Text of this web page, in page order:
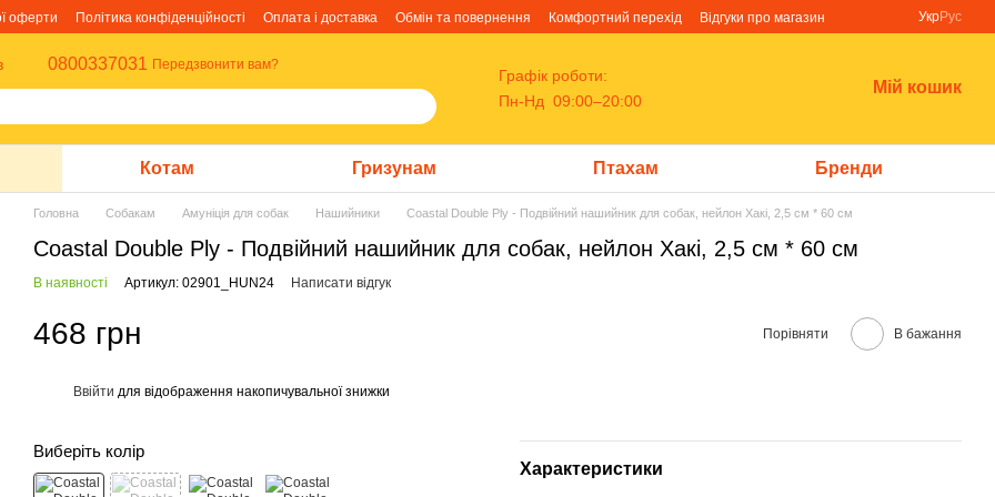
оферти Політика конфіденційності Оплата і доставка Обмін та повернення Комфортний перехід
Відгуки про магазин
УкрРус
0800337031 Передзвонити вам?
Графік роботи:
Пн-Нд 09:00–20:00
Мій кошик
Котам Гризунам Птахам Бренди
Головна Собакам Амуніція для собак Нашийники Coastal Double Ply - Подвійний нашийник для собак, нейлон Хакі, 2,5 см * 60 см
Coastal Double Ply - Подвійний нашийник для собак, нейлон Хакі, 2,5 см * 60 см
В наявності Артикул: 02901_HUN24 Написати відгук
468 грн Порівняти В бажання
Ввійти для відображення накопичувальної знижки
Виберіть колір
Характеристики